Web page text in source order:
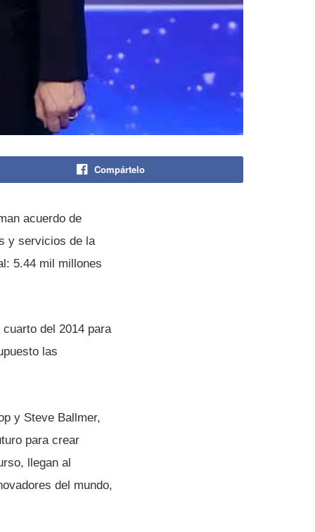
Compártelo
acuerdo de
y servicios de la
5.44 mil millones
del 2014 para
las
y Steve Ballmer,
para crear
llegan al
del mundo,